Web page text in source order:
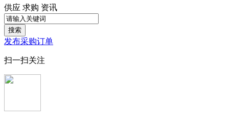
供应 求购 资讯
搜索
发布采购订单
扫一扫关注